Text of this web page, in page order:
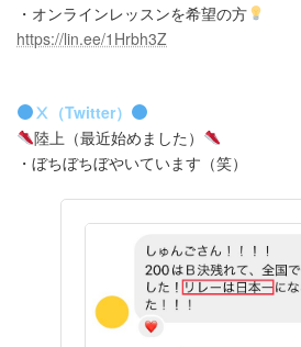
・オンラインレッスンを希望の方
https://lin.ee/1Hrbh3Z
Ⅹ（Twitter）
陸上（最近始めました）
・ぼちぼちぼやいています（笑）